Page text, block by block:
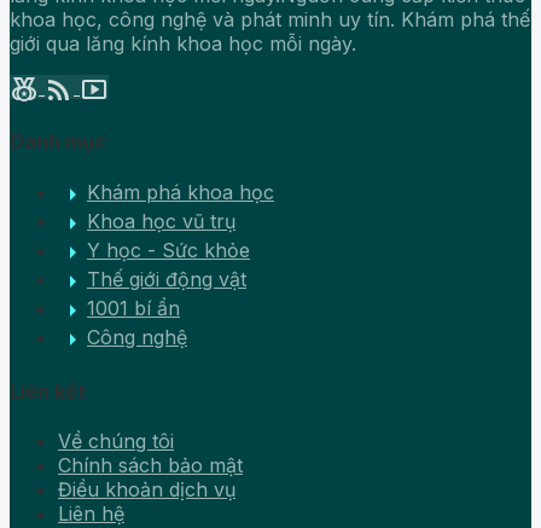
khoa học, công nghệ và phát minh uy tín. Khám phá thế
giới qua lăng kính khoa học mỗi ngày.
social_leaderboard rss_feed smart_display
Danh mục
arrow_right Khám phá khoa học
arrow_right Khoa học vũ trụ
arrow_right Y học - Sức khỏe
arrow_right Thế giới động vật
arrow_right 1001 bí ẩn
arrow_right Công nghệ
Liên kết
Về chúng tôi
Chính sách bảo mật
Điều khoản dịch vụ
Liên hệ